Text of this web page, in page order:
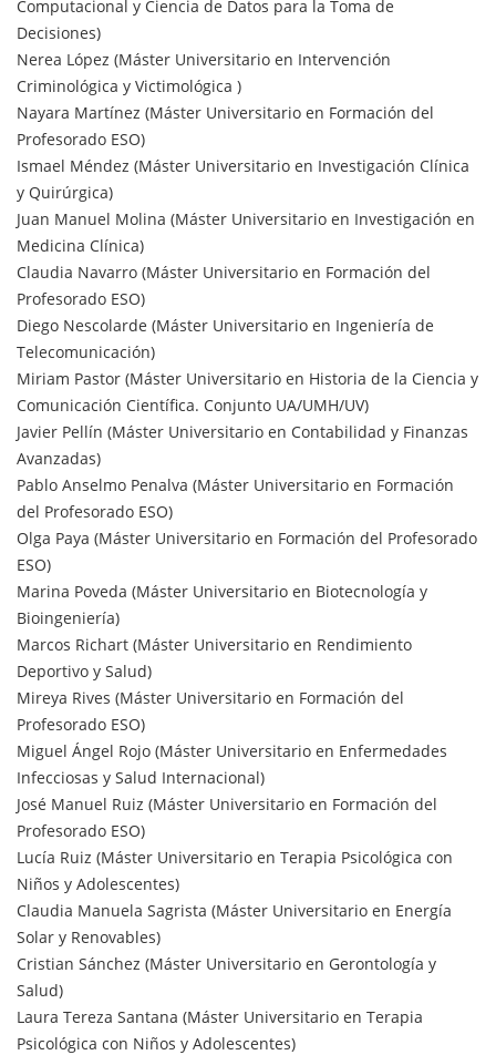
Computacional y Ciencia de Datos para la Toma de
Decisiones)
Nerea López (Máster Universitario en Intervención
Criminológica y Victimológica )
Nayara Martínez (Máster Universitario en Formación del
Profesorado ESO)
Ismael Méndez (Máster Universitario en Investigación Clínica
y Quirúrgica)
Juan Manuel Molina (Máster Universitario en Investigación en
Medicina Clínica)
Claudia Navarro (Máster Universitario en Formación del
Profesorado ESO)
Diego Nescolarde (Máster Universitario en Ingeniería de
Telecomunicación)
Miriam Pastor (Máster Universitario en Historia de la Ciencia y
Comunicación Científica. Conjunto UA/UMH/UV)
Javier Pellín (Máster Universitario en Contabilidad y Finanzas
Avanzadas)
Pablo Anselmo Penalva (Máster Universitario en Formación
del Profesorado ESO)
Olga Paya (Máster Universitario en Formación del Profesorado
ESO)
Marina Poveda (Máster Universitario en Biotecnología y
Bioingeniería)
Marcos Richart (Máster Universitario en Rendimiento
Deportivo y Salud)
Mireya Rives (Máster Universitario en Formación del
Profesorado ESO)
Miguel Ángel Rojo (Máster Universitario en Enfermedades
Infecciosas y Salud Internacional)
José Manuel Ruiz (Máster Universitario en Formación del
Profesorado ESO)
Lucía Ruiz (Máster Universitario en Terapia Psicológica con
Niños y Adolescentes)
Claudia Manuela Sagrista (Máster Universitario en Energía
Solar y Renovables)
Cristian Sánchez (Máster Universitario en Gerontología y
Salud)
Laura Tereza Santana (Máster Universitario en Terapia
Psicológica con Niños y Adolescentes)